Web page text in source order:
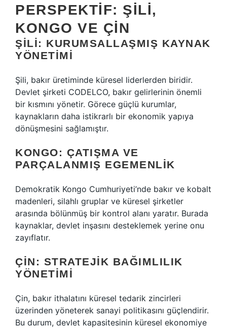
PERSPEKTIF: ŞILI,
KONGO VE ÇIN
ŞILI: KURUMSALLAŞMIŞ KAYNAK
YÖNETIMI
Şili, bakır üretiminde küresel liderlerden biridir.
Devlet şirketi CODELCO, bakır gelirlerinin önemli
bir kısmını yönetir. Görece güçlü kurumlar,
kaynakların daha istikrarlı bir ekonomik yapıya
dönüşmesini sağlamıştır.
KONGO: ÇATIŞMA VE
PARÇALANMIŞ EGEMENLIK
Demokratik Kongo Cumhuriyeti’nde bakır ve kobalt
madenleri, silahlı gruplar ve küresel şirketler
arasında bölünmüş bir kontrol alanı yaratır. Burada
kaynaklar, devlet inşasını desteklemek yerine onu
zayıflatır.
ÇIN: STRATEJIK BAĞIMLILIK
YÖNETIMI
Çin, bakır ithalatını küresel tedarik zincirleri
üzerinden yöneterek sanayi politikasını güçlendirir.
Bu durum, devlet kapasitesinin küresel ekonomiye